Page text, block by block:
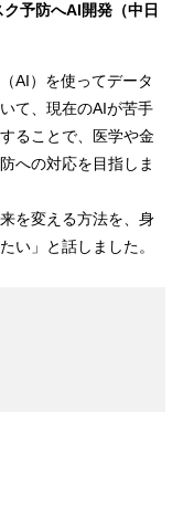
予防へAI開発（中日
AI）を使ってデータ
て、現在のAIが苦手
ることで、医学や金
への対応を目指しま
を変える方法を、身
い」と話しました。